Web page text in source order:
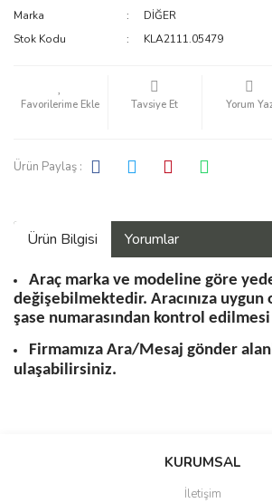
Marka
DİĞER
Stok Kodu
KLA2111.05479
Tavsiye Et Yorum
Ürün Paylaş :
Ürün Bilgisi Yorumlar
Araç marka ve modeline göre
değişebilmektedir. Aracınıza uygun
şase numarasından kontrol
Firmamıza Ara/Mesaj gönder
ulaşabilirsiniz.
Bu ürüne ilk yorumu siz yapın!
KURUMSAL
İletişim